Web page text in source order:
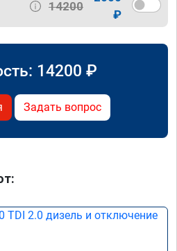
14200
₽
14200 ₽
Задать вопрос